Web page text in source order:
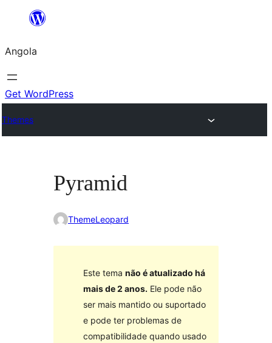
Saltar
o
conteúdo
Angola
Get WordPress
Themes
Pyramid
ThemeLeopard
Este tema não é atualizado há
mais de 2 anos. Ele pode não
ser mais mantido ou suportado
e pode ter problemas de
compatibilidade quando usado